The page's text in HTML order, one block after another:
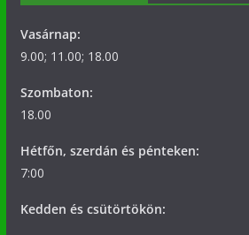
Vasárnap:
9.00; 11.00; 18.00
Szombaton:
18.00
Hétfőn, szerdán és pénteken:
7:00
Kedden és csütörtökön: